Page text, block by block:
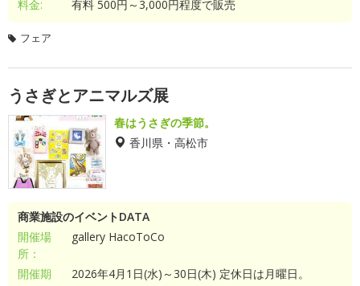
料金:
有料 500円～3,000円程度で販売
フェア
うさぎとアニマルズ展
春はうさぎの季節。
香川県・高松市
商業施設のイベントDATA
開催場
所：
gallery HacoToCo
開催期
2026年4月1日(水)～30日(木) 定休日は月曜日。